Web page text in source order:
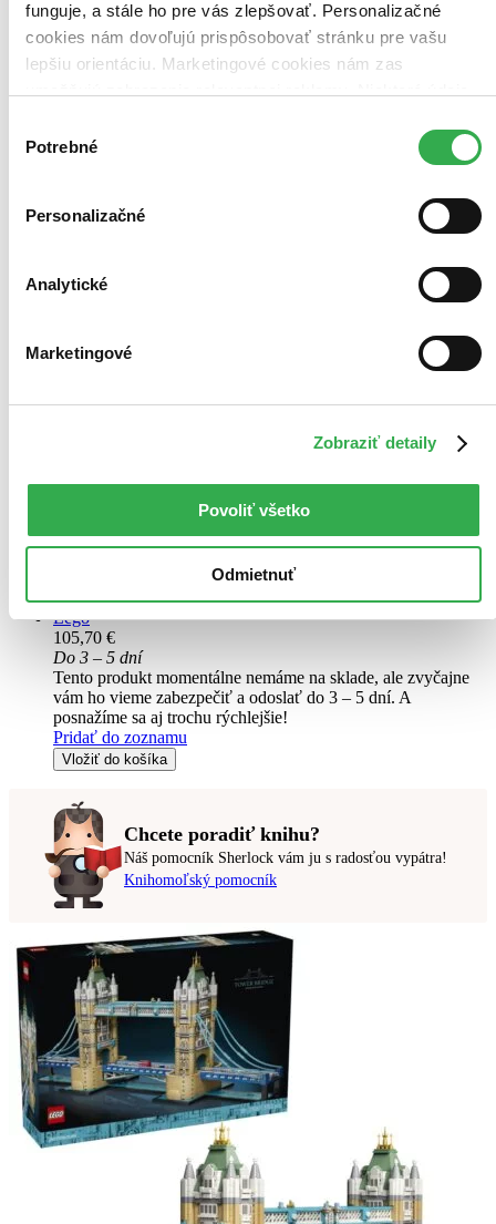
funguje, a stále ho pre vás zlepšovať. Personalizačné
cookies nám dovoľujú prispôsobovať stránku pre vašu
lepšiu orientáciu. Marketingové cookies nám zas
keby sme mohli používať všetky tieto cookies. Ďakujeme!
súhlasu
Potrebné
Personalizačné
Analytické
Marketingové
Zobraziť detaily
Povoliť všetko
Odmietnuť
LEGO® Editions 43017 Prilba Oscar Piastri z tímu McLaren
Zaujmite kreatívnu štartovaciu pozíciu so stavebnicou LEGO®
(43017) pre fanúšikov Formuly 1® od 14 rokov...
Lego
105,70 €
Do 3 – 5 dní
Tento produkt momentálne nemáme na sklade, ale zvyčajne
vám ho vieme zabezpečiť a odoslať do 3 – 5 dní. A
posnažíme sa aj trochu rýchlejšie!
Pridať do zoznamu
Vložiť do košíka
Chcete poradiť knihu?
Náš pomocník Sherlock vám ju s radosťou vypátra!
Knihomoľský pomocník